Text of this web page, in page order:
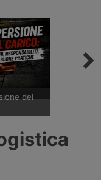
del
del
di
per la